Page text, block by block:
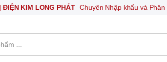
LONG PHÁT Chuyên Nhập khẩu và Phân phối